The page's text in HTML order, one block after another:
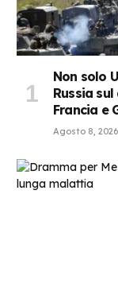
Non solo
Russia
Francia e
Agosto 8, 2026